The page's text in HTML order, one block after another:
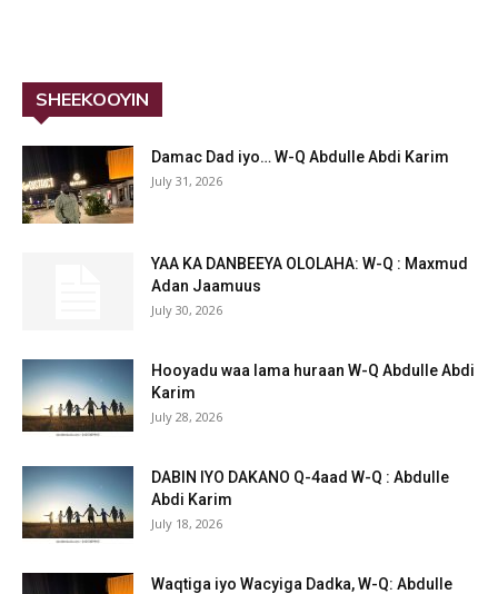
SHEEKOOYIN
Damac Dad iyo… W-Q Abdulle Abdi Karim
July 31, 2026
YAA KA DANBEEYA OLOLAHA: W-Q : Maxmud
Adan Jaamuus
July 30, 2026
Hooyadu waa lama huraan W-Q Abdulle Abdi
Karim
July 28, 2026
DABIN IYO DAKANO Q-4aad W-Q : Abdulle
Abdi Karim
July 18, 2026
Waqtiga iyo Wacyiga Dadka, W-Q: Abdulle